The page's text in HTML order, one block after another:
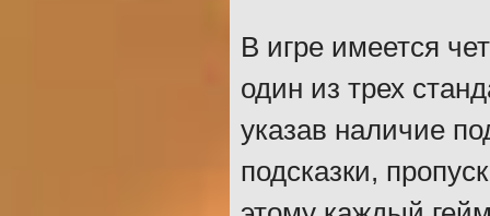
В игре имеется
один из трех
указав наличие
подсказки,